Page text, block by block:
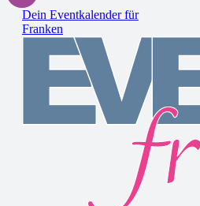
Dein Eventkalender für
Franken